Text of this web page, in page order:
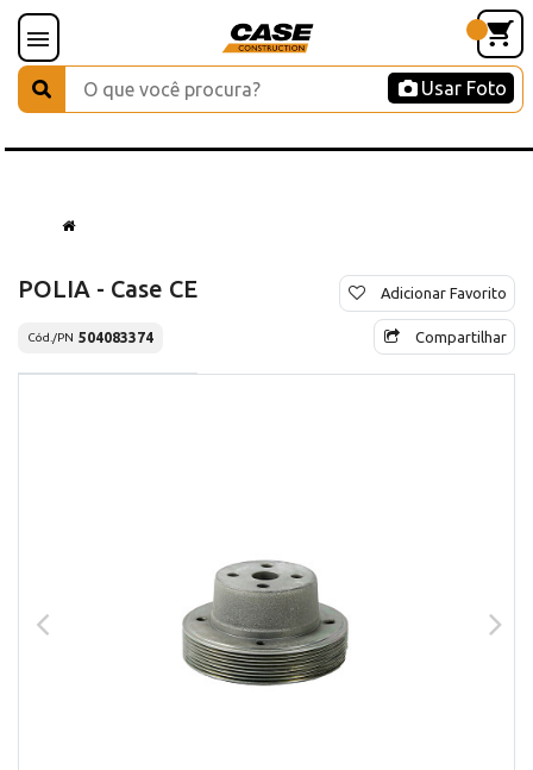
Usar Foto
POLIA - Case CE
Cód./PN 504083374
Adicionar Favorito
Compartilhar